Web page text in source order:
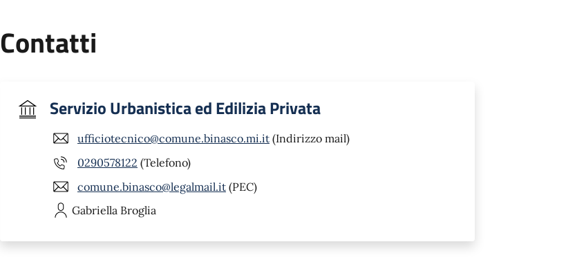
Contatti
Servizio Urbanistica ed Edilizia Privata
ufficiotecnico@comune.binasco.mi.it (Indirizzo mail)
0290578122 (Telefono)
comune.binasco@legalmail.it (PEC)
Gabriella Broglia